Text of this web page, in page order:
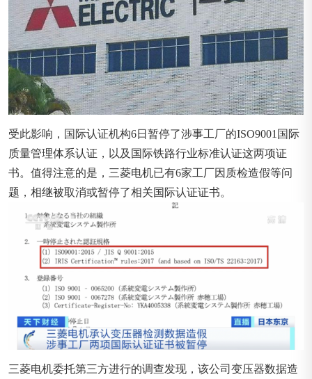
受此影响，国际认证机构6日暂停了涉事工厂的ISO9001国际
质量管理体系认证，以及国际铁路行业标准认证这两项证
书。值得注意的是，三菱电机已有6家工厂因质检造假等问
题，相继被取消或暂停了相关国际认证证书。
三菱电机委托第三方进行的调查发现，该公司变压器数据造